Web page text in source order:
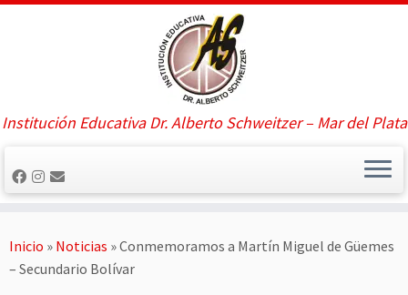
Saltar
Institución Educativa Dr. Alberto Schweitzer – Mar del Plata
Inicio » Noticias »Conmemoramos a Martín Miguel de Güemes
– Secundario Bolívar